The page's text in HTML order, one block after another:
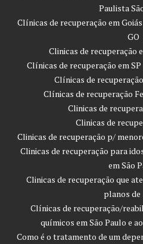
Paulista
Clínicas de recuperação em
GO
Clinicas de recuperação
Clínicas de recuperação em
Clínicas de
Clínicas de recuperação
Clinicas de
Clinicas de
Clinicas de recuperação p/
Clinicas de recuperação para
em São
Clinicas de recuperação que
planos de
Clínicas de recuperação/
químicos em São Paulo e
Como é o tratamento de um